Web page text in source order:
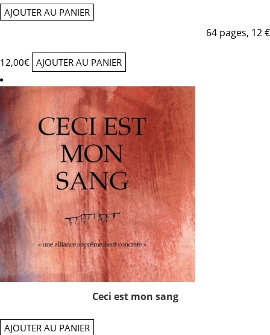
AJOUTER AU PANIER
64 pages, 12 €
12,00€ AJOUTER AU PANIER
Ceci est mon sang
AJOUTER AU PANIER